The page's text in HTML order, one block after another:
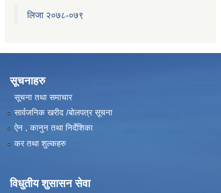
लिजा २०७८-०७९
सूचनाहरु
सूचना तथा समाचार
सार्वजनिक खरीद /बोलपत्र सूचना
ऐन , कानुन तथा निर्देशिका
कर तथा शुल्कहरु
विधुतीय शुसासन सेवा